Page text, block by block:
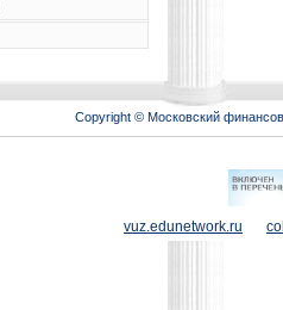
Copyright © Московский
vuz.edunetwork.ru